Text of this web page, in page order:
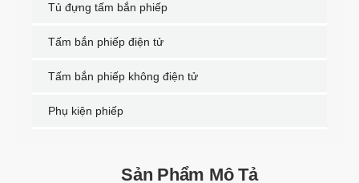
Tủ đựng tấm bắn phiếp
Tấm bắn phiếp điện tử
Tấm bắn phiếp không điện tử
Phụ kiện phiếp
Sản Phẩm Mô Tả